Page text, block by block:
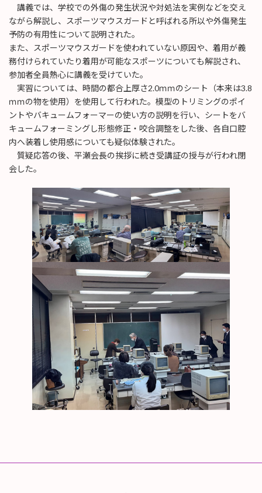
講義では、学校での外傷の発生状況や対処法を実例などを交え
ながら解説し、スポーツマウスガードと呼ばれる所以や外傷発生
予防の有用性について説明された。
また、スポーツマウスガードを使われていない原因や、着用が義
務付けられていたり着用が可能なスポーツについても解説され、
参加者全員熱心に講義を受けていた。
実習については、時間の都合上厚さ2.0ｍｍのシート（本来は3.8
ｍｍの物を使用）を使用して行われた。模型のトリミングのポイ
ントやバキュームフォーマーの使い方の説明を行い、シートをバ
キュームフォーミングし形態修正・咬合調整をした後、各自口腔
内へ装着し使用感についても疑似体験された。
質疑応答の後、平瀬会長の挨拶に続き受講証の授与が行われ閉
会した。